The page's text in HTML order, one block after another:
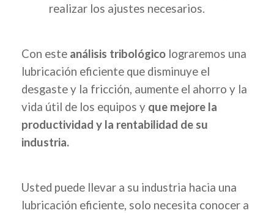
realizar los ajustes necesarios.
Con este análisis tribológico lograremos una
lubricación eficiente que disminuye el
desgaste y la fricción, aumente el ahorro y la
vida útil de los equipos y que mejore la
productividad y la rentabilidad de su
industria.
Usted puede llevar a su industria hacia una
lubricación eficiente, solo necesita conocer a